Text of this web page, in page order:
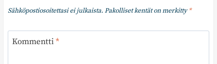
Sähköpostiosoitettasi ei julkaista. Pakolliset kentät on merkitty*
Kommentti*